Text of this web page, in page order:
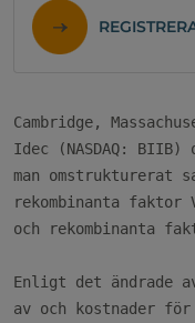
Cambridge,
Idec (NASDAQ:
man omstrukturerat
rekombinanta
och rekombinanta
Enligt det ändrade
av och kostnader